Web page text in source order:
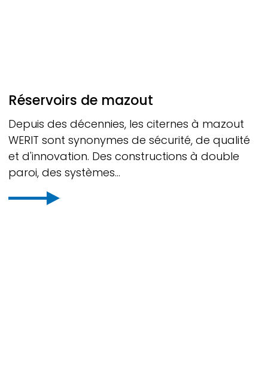
Réservoirs de mazout
Depuis des décennies, les citernes à mazout
WERIT sont synonymes de sécurité, de qualité
et d'innovation. Des constructions à double
paroi, des systèmes...